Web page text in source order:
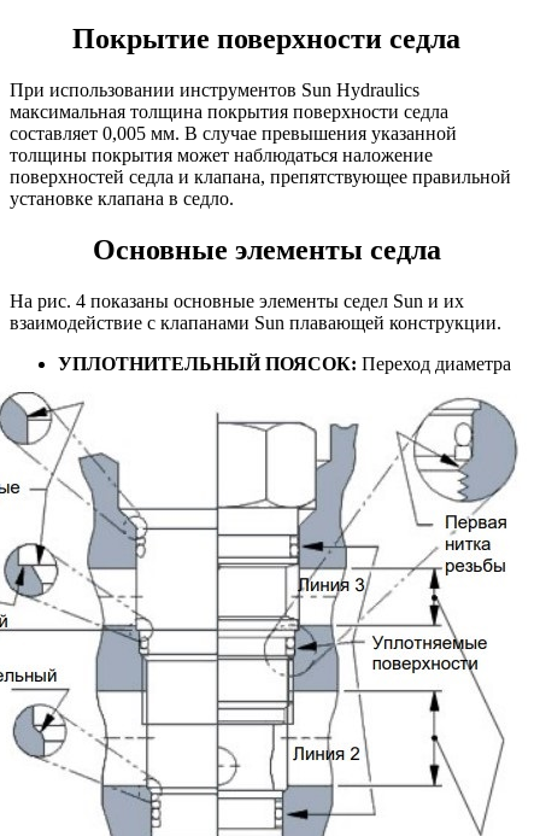
Покрытие поверхности седла
При использовании инструментов Sun Hydraulics
максимальная толщина покрытия поверхности седла
составляет 0,005 мм. В случае превышения указанной
толщины покрытия может наблюдаться наложение
поверхностей седла и клапана, препятствующее правильной
установке клапана в седло.
Основные элементы седла
На рис. 4 показаны основные элементы седел Sun и их
взаимодействие с клапанами Sun плавающей конструкции.
УПЛОТНИТЕЛЬНЫЙ ПОЯСОК: Переход диаметра